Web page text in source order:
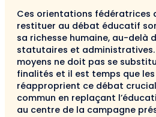
Ces orientations fédératrices
restituer au débat éducatif
sa richesse humaine, au-delà
statutaires et administratives.
moyens ne doit pas se
finalités et il est temps que
réapproprient ce débat
commun en replaçant
au centre de la campagne